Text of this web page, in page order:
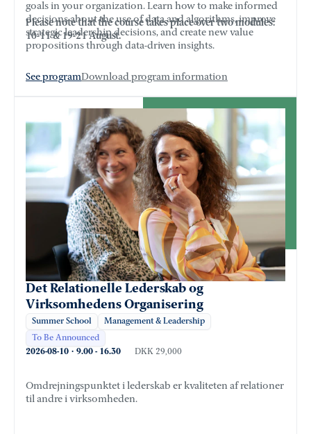
goals in your organization. Learn how to make informed
decisions about the use of data and algorithms, improve
strategic leadership decisions, and create new value
propositions through data-driven insights.
Please note that the course takes place over two modules:
10-11 & 19-21 August.
See programDownload program information
Det Relationelle Lederskab og
Virksomhedens Organisering
Summer School
Management & Leadership
To Be Announced
2026-08-10 · 9.00 - 16.30 DKK 29,000
Omdrejningspunktet i lederskab er kvaliteten af relationer
til andre i virksomheden.